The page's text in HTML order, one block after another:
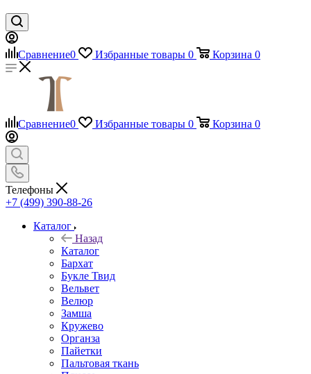
Сравнение0 Избранные товары 0 Корзина 0
Сравнение0 Избранные товары 0 Корзина 0
Телефоны
+7 (499) 390-88-26
Каталог
Назад
Каталог
Бархат
Букле Твид
Вельвет
Велюр
Замша
Кружево
Органза
Пайетки
Пальтовая ткань